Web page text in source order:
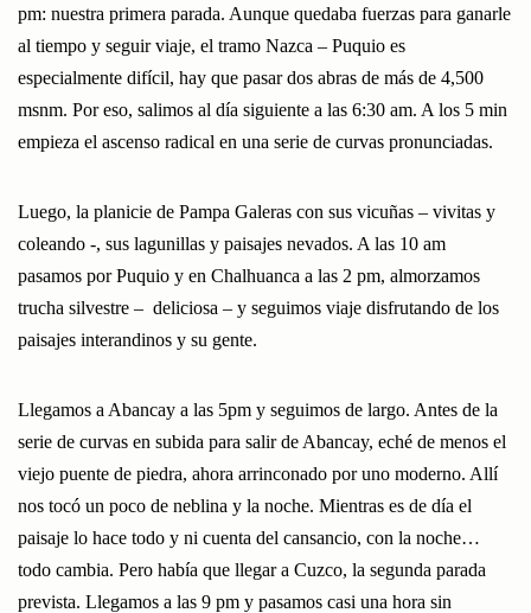
pm: nuestra primera parada. Aunque quedaba fuerzas para ganarle
al tiempo y seguir viaje, el tramo Nazca – Puquio es
especialmente difícil, hay que pasar dos abras de más de 4,500
msnm. Por eso, salimos al día siguiente a las 6:30 am. A los 5 min
empieza el ascenso radical en una serie de curvas pronunciadas.
Luego, la planicie de Pampa Galeras con sus vicuñas – vivitas y
coleando -, sus lagunillas y paisajes nevados. A las 10 am
pasamos por Puquio y en Chalhuanca a las 2 pm, almorzamos
trucha silvestre – deliciosa – y seguimos viaje disfrutando de los
paisajes interandinos y su gente.
Llegamos a Abancay a las 5pm y seguimos de largo. Antes de la
serie de curvas en subida para salir de Abancay, eché de menos el
viejo puente de piedra, ahora arrinconado por uno moderno. Allí
nos tocó un poco de neblina y la noche. Mientras es de día el
paisaje lo hace todo y ni cuenta del cansancio, con la noche…
todo cambia. Pero había que llegar a Cuzco, la segunda parada
prevista. Llegamos a las 9 pm y pasamos casi una hora sin